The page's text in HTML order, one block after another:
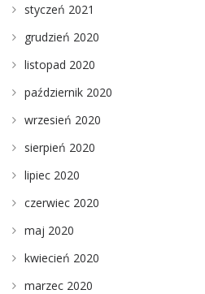
styczeń 2021
grudzień 2020
listopad 2020
październik 2020
wrzesień 2020
sierpień 2020
lipiec 2020
czerwiec 2020
maj 2020
kwiecień 2020
marzec 2020